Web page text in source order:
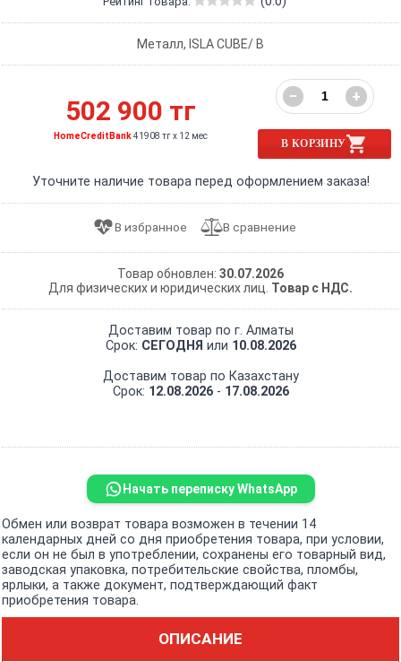
Металл, ISLA CUBE/ B
502 900 тг
HomeCreditBank41908 тг x 12 мес
− +
В КОРЗИНУ
Уточните наличие товара перед оформлением заказа!
Товар обновлен: 30.07.2026
Для физических и юридических лиц. Товар с НДС.
Доставим товар по г. Алматы
Срок: СЕГОДНЯ или 10.08.2026
Доставим товар по Казахстану
Срок: 12.08.2026- 17.08.2026
Начать переписку WhatsApp
Обмен или возврат товара возможен в течении 14
календарных дней со дня приобретения товара, при условии,
если он не был в употреблении, сохранены его товарный вид,
заводская упаковка, потребительские свойства, пломбы,
ярлыки, а также документ, подтверждающий факт
приобретения товара.
ОПИСАНИЕ